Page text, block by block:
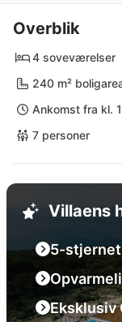
Overblik
4 soveværelser
240 m²
Ankomst fra kl.
7 personer
Villaens
5-
Eksklusiv